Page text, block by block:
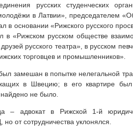
русских студенческих
в Латвии», председателем
в основании «Рижского русского
в «Рижском русском обществе
русского театра», в русском
торговцев и промышленников».
замешан в попытке нелегальной
в Швецию; в его квартире
не было.
– адвокат в Рижской 1-й
от сотрудничества уклонялся.